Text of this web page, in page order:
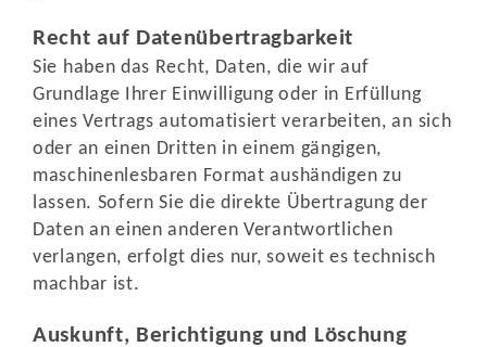
Recht auf Daten­übertrag­barkeit
Sie haben das Recht, Daten, die wir auf
Grundlage Ihrer Einwilligung oder in Erfüllung
eines Vertrags automatisiert verarbeiten, an sich
oder an einen Dritten in einem gängigen,
maschinenlesbaren Format aushändigen zu
lassen. Sofern Sie die direkte Übertragung der
Daten an einen anderen Verantwortlichen
verlangen, erfolgt dies nur, soweit es technisch
machbar ist.
Auskunft, Berichtigung und Löschung